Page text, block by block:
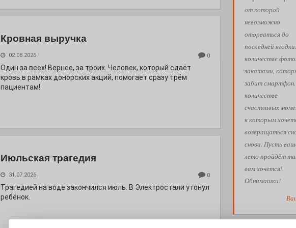
от которой
невозможно
оторваться до
последней
количестве
закатами,
забит
количестве
счастливых
к которым
возвращаться
снова. Пусть
лето пройдёт
вам хочется!
Обнимашки!
Кровная выручка
02.08.2026 0
Один за всех! Вернее, за троих. Человек, который сдаёт
кровь в рамках донорских акций, помогает сразу трём
пациентам!
Июльская трагедия
31.07.2026 0
Трагедией на воде закончился июль. В Электростали утонул
ребёнок.